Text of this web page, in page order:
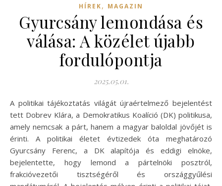
HÍREK, MAGAZIN
Gyurcsány lemondása és
válása: A közélet újabb
fordulópontja
2025.05.01.
A politikai tájékoztatás világát újraértelmező bejelentést
tett Dobrev Klára, a Demokratikus Koalíció (DK) politikusa,
amely nemcsak a párt, hanem a magyar baloldal jövőjét is
érinti. A politikai életet évtizedek óta meghatározó
Gyurcsány Ferenc, a DK alapítója és eddigi elnöke,
bejelentette, hogy lemond a pártelnöki posztról,
frakcióvezetői tisztségéről és országgyűlési